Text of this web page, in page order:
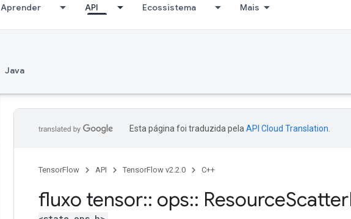
Aprender API Ecossistema Mais
Java
Esta página foi traduzida pela API Cloud Translation
TensorFlow API TensorFlow v2.2.0 C++
fluxo tensor:: ops:: ResourceScatter